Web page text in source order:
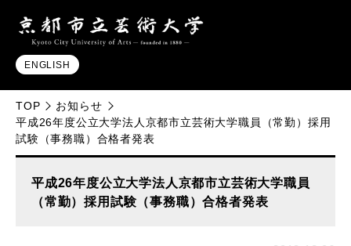
ENGLISH
TOP
お知らせ
平成26年度公立大学法人京都市立芸術大学職員（常勤）採用
試験（事務職）合格者発表
平成26年度公立大学法人京都市立芸術大学職員
（常勤）採用試験（事務職）合格者発表